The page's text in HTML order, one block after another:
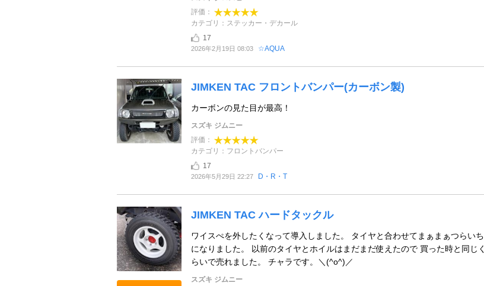
評価：
カテゴリ：ステッカー・デカール
17
2026年2月19日 08:03 ☆AQUA
JIMKEN TAC フロントバンパー(カーボン製)
カーボンの見た目が最高！
スズキ ジムニー
評価：
カテゴリ：フロントバンパー
17
2026年5月29日 22:27 D・R・T
JIMKEN TAC ハードタックル
ワイスぺを外したくなって導入しました。 タイヤと合わせてまぁまぁつらいち
になりました。 以前のタイヤとホイルはまだまだ使えたので 買った時と同じく
らいで売れました。 チャラです。＼(^o^)／
スズキ ジムニー